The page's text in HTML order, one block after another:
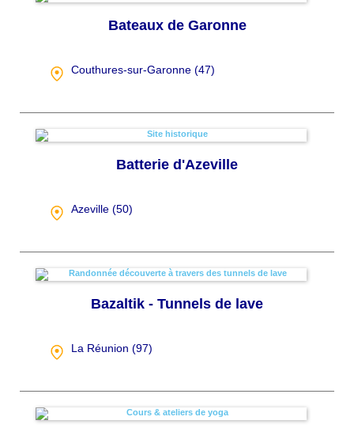
Bateaux de Garonne
Couthures-sur-Garonne (47)
Batterie d'Azeville
Azeville (50)
Bazaltik - Tunnels de lave
La Réunion (97)